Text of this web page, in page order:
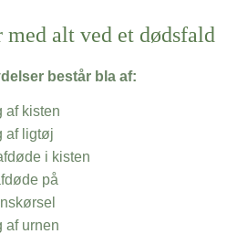
alt ved et dødsfald
består bla af:
af kisten
af ligtøj
i kisten
på
af urnen